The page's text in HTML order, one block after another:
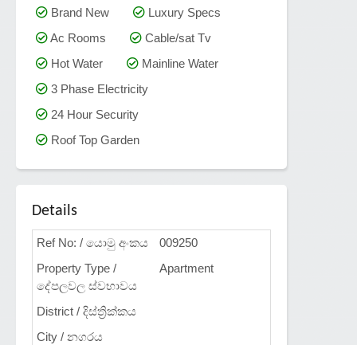
Brand New
Luxury Specs
Ac Rooms
Cable/sat Tv
Hot Water
Mainline Water
3 Phase Electricity
24 Hour Security
Roof Top Garden
Details
Ref No: / යොමු අංකය
009250
Property Type /
දේපලවල ස්වභාවය
Apartment
District / දිස්ත්‍රික්කය
City / නගරය